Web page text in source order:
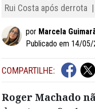
Rui Costa após derrota |
por Marcela
Publicado em 14/05/
COMPARTILHE:
Roger Machado